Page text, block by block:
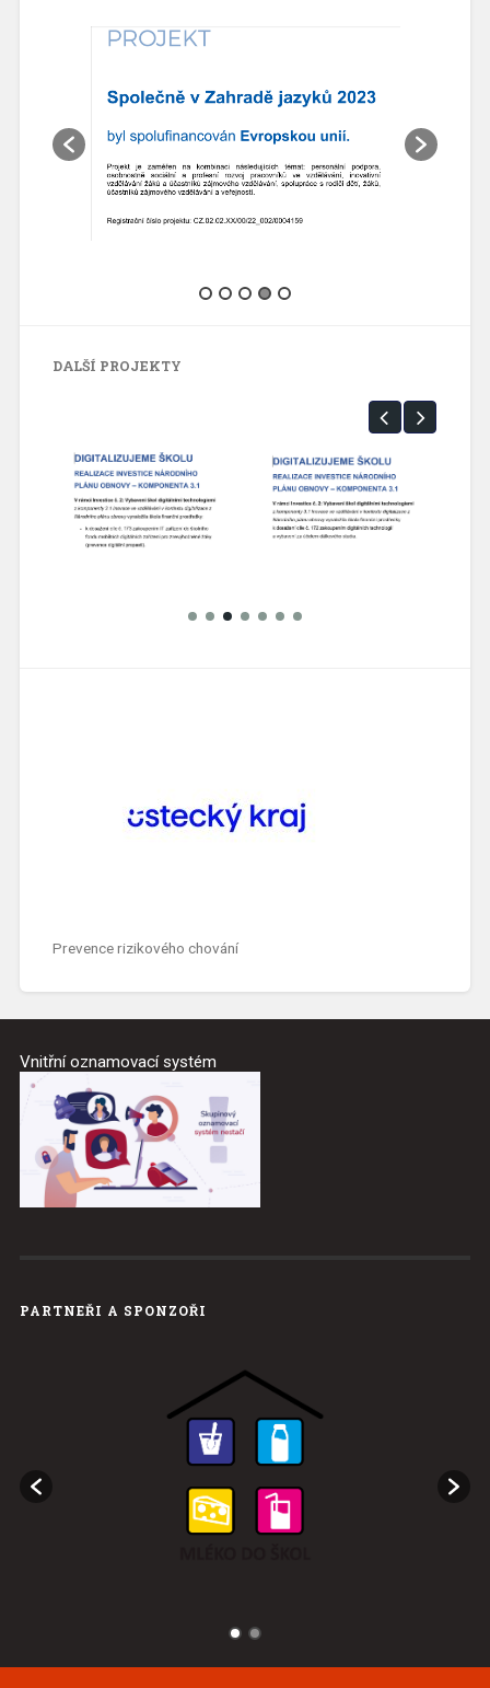
DALŠÍ PROJEKTY
Prevence rizikového chování
Vnitřní oznamovací systém
PARTNEŘI A SPONZOŘI